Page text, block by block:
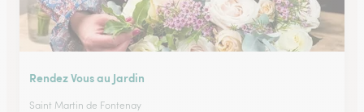
Rendez Vous au Jardin
Saint Martin de Fontenay